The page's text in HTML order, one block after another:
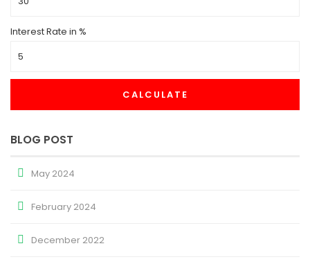
Interest Rate in %
CALCULATE
BLOG POST
May 2024
February 2024
December 2022